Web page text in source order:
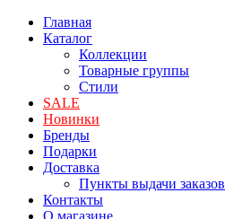
Главная
Каталог
Коллекции
Товарные группы
Стили
SALE
Новинки
Бренды
Подарки
Доставка
Пункты выдачи заказов
Контакты
О магазине